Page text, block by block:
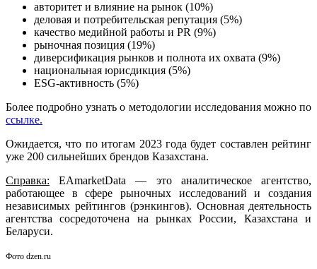
авторитет и влияние на рынок (10%)
деловая и потребительская репутация (5%)
качество медийной работы и PR (9%)
рыночная позиция (19%)
диверсификация рынков и полнота их охвата (9%)
национальная юрисдикция (5%)
ESG-активность (5%)
Более подробно узнать о методологии исследования можно по
ссылке.
Ожидается, что по итогам 2023 года будет составлен рейтинг
уже 200 сильнейших брендов Казахстана.
Справка: EAmarketData — это аналитическое агентство,
работающее в сфере рыночных исследований и создания
независимых рейтингов (рэнкингов). Основная деятельность
агентства сосредоточена на рынках России, Казахстана и
Беларуси.
Фото dzen.ru